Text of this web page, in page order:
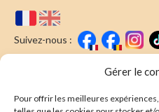
Gérer le
Pour offrir les meilleures
Suivez-nous :
Nous écrire
Newsletter